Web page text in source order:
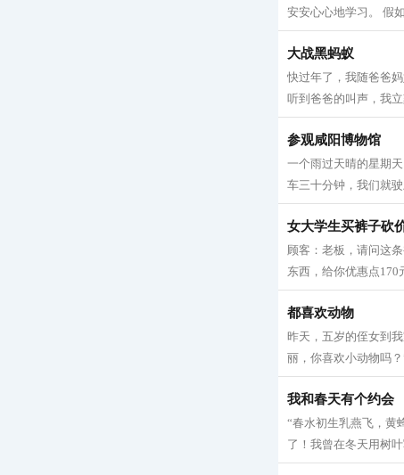
安安心心地学习。 假
大战黑蚂蚁
快过年了，我随爸爸
听到爸爸的叫声，我
参观咸阳博物馆
一个雨过天晴的星期
车三十分钟，我们就
女大学生买裤子砍
顾客：老板，请问这
东西，给你优惠点170
都喜欢动物
昨天，五岁的侄女到
丽，你喜欢小动物吗
我和春天有个约会
“春水初生乳燕飞，黄
了！我曾在冬天用树